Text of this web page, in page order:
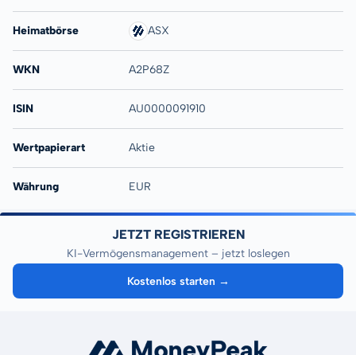
Heimatbörse ASX
WKN A2P68Z
ISIN AU0000091910
Wertpapierart Aktie
Währung EUR
JETZT REGISTRIEREN
KI-Vermögensmanagement – jetzt loslegen
Kostenlos starten →